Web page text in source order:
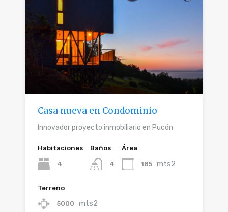
Casa nueva en Condominio
Innovador proyecto inmobiliario en Pucón
Habitaciones
4
Baños
4
Área
185 mts2
Terreno
5000 mts2